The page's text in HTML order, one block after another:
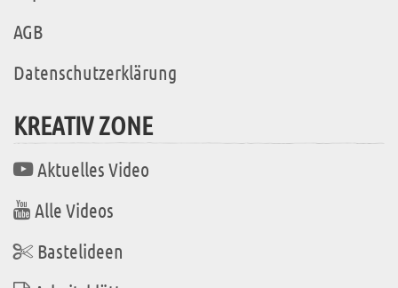
AGB
Datenschutzerklärung
KREATIV ZONE
Aktuelles Video
Alle Videos
Bastelideen